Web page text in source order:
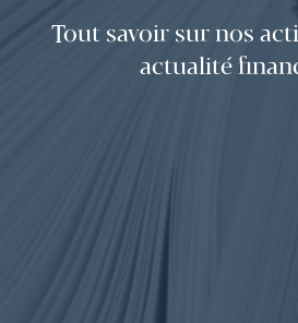
Tout savoir sur nos
actualité